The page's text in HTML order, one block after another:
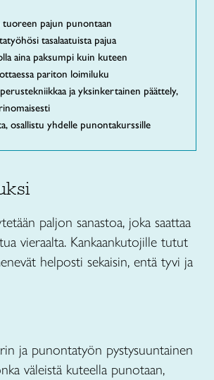
pajun punontaan
tasalaatuista pajua
aina paksumpi kuin kuteen
pariton loimiluku
ja yksinkertainen päättely,
osallistu yhdelle punontakurssille
paljon sanastoa, joka saattaa
vieraalta. Kankaankutojille tutut
helposti sekaisin, entä tyvi ja
ja punontatyön pystysuuntainen
väleistä kuteella punotaan,